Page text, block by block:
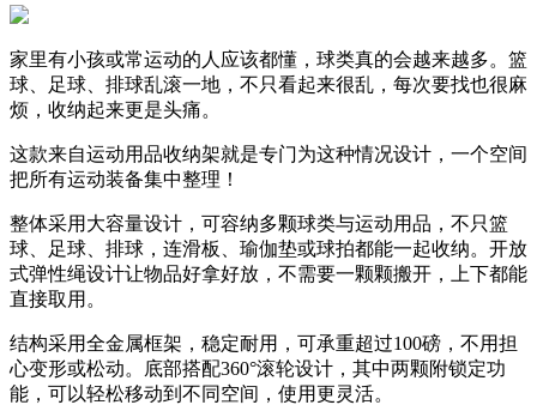
家里有小孩或常运动的人应该都懂，球类真的会越来越多。篮
球、足球、排球乱滚一地，不只看起来很乱，每次要找也很麻
烦，收纳起来更是头痛。
这款来自运动用品收纳架就是专门为这种情况设计，一个空间
把所有运动装备集中整理！
整体采用大容量设计，可容纳多颗球类与运动用品，不只篮
球、足球、排球，连滑板、瑜伽垫或球拍都能一起收纳。开放
式弹性绳设计让物品好拿好放，不需要一颗颗搬开，上下都能
直接取用。
结构采用全金属框架，稳定耐用，可承重超过100磅，不用担
心变形或松动。底部搭配360°滚轮设计，其中两颗附锁定功
能，可以轻松移动到不同空间，使用更灵活。